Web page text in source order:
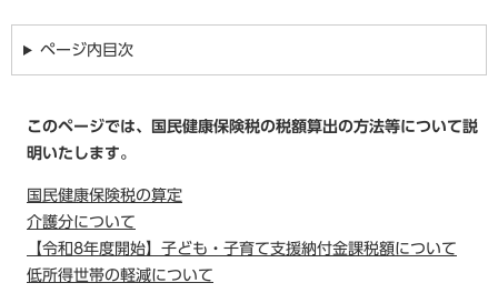
ページ内目次
このページでは、国民健康保険税の税額算出の方法等について説
明いたします。
国民健康保険税の算定
介護分について
【令和8年度開始】子ども・子育て支援納付金課税額について
低所得世帯の軽減について